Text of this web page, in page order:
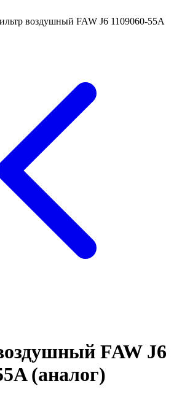
воздушный FAW J6 1109060-55A
FAW J6
(аналог)